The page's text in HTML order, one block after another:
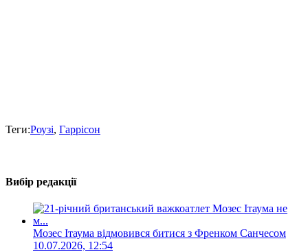
Теги:Роузі, Гаррісон
Вибір редакції
Мозес Ітаума відмовився битися з Френком Санчесом
10.07.2026, 12:54